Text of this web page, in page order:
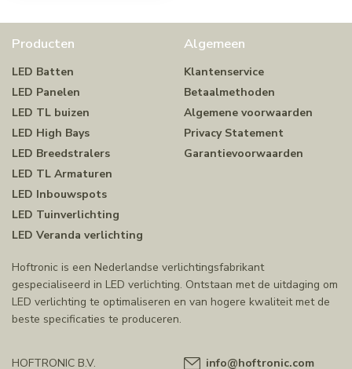
Producten
LED Batten
LED Panelen
LED TL buizen
LED High Bays
LED Breedstralers
LED TL Armaturen
LED Inbouwspots
LED Tuinverlichting
LED Veranda verlichting
Algemeen
Klantenservice
Betaalmethoden
Algemene voorwaarden
Privacy Statement
Garantievoorwaarden
Hoftronic is een Nederlandse verlichtingsfabrikant
gespecialiseerd in LED verlichting. Ontstaan met de uitdaging om
LED verlichting te optimaliseren en van hogere kwaliteit met de
beste specificaties te produceren.
HOFTRONIC B.V. info@hoftronic.com